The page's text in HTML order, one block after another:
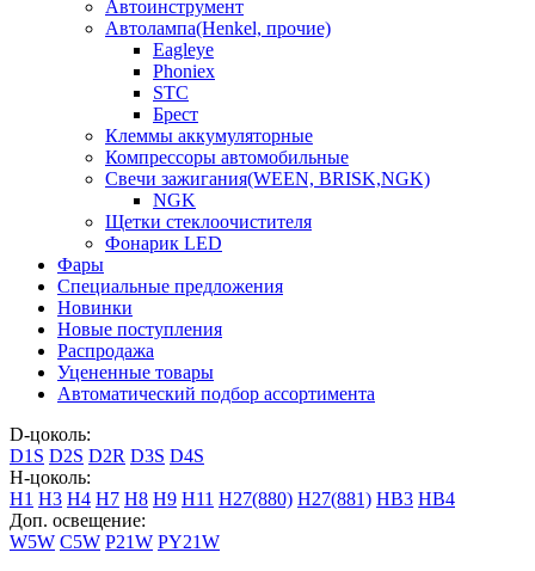
Автоинструмент
Автолампа(Henkel, прочие)
Eagleye
Phoniex
STC
Брест
Клеммы аккумуляторные
Компрессоры автомобильные
Свечи зажигания(WEEN, BRISK,NGK)
NGK
Щетки стеклоочистителя
Фонарик LED
Фары
Специальные предложения
Новинки
Новые поступления
Распродажа
Уцененные товары
Автоматический подбор ассортимента
D-цоколь:
D1S D2S D2R D3S D4S
H-цоколь:
H1 H3 H4 H7 H8 H9 H11 H27(880) H27(881) HB3 HB4
Доп. освещение:
W5W C5W P21W PY21W